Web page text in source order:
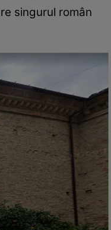
singurul român